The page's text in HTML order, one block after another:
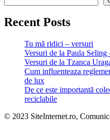
Recent Posts
Tu mă ridici – versuri
Versuri de la Paula Seling
Versuri de la Tzanca
Cum influenteaza
de lux
De ce este importantă
reciclabile
© 2023 SiteInternet.ro,